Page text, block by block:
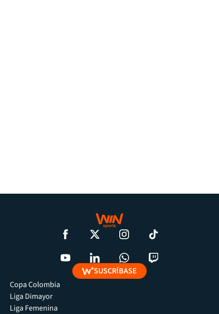
SUSCRÍBASE
Copa Colombia
Liga Dimayor
Liga Femenina